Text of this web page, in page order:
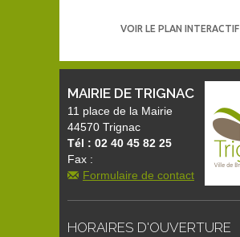
VOIR LE PLAN INTERACTIF
MAIRIE DE TRIGNAC
11 place de la Mairie
44570 Trignac
Tél : 02 40 45 82 25
Fax :
Formulaire de contact
HORAIRES D'OUVERTURE